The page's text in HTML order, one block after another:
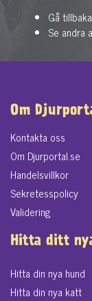
Gå
Se andra
Om
Kontakta oss
Om Djurportal.se
Handelsvillkor
Sekretesspolicy
Validering
Hitta ditt
Hitta din nya hund
Hitta din nya katt